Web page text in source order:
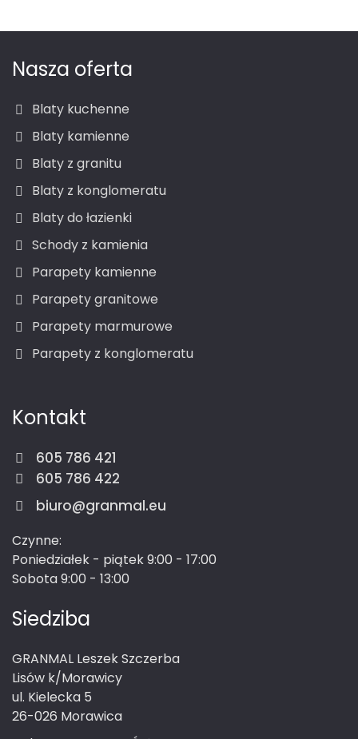
Nasza oferta
Blaty kuchenne
Blaty kamienne
Blaty z granitu
Blaty z konglomeratu
Blaty do łazienki
Schody z kamienia
Parapety kamienne
Parapety granitowe
Parapety marmurowe
Parapety z konglomeratu
Kontakt
605 786 421
605 786 422
biuro@granmal.eu
Czynne:
Poniedziałek - piątek 9:00 - 17:00
Sobota 9:00 - 13:00
Siedziba
GRANMAL Leszek Szczerba
Lisów k/Morawicy
ul. Kielecka 5
26-026 Morawica